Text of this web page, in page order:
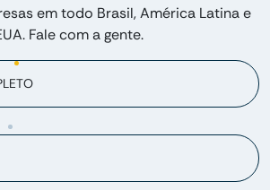
em todo Brasil, América Latina e
Fale com a gente.